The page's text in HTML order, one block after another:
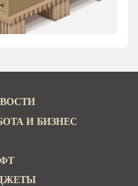
И БИЗНЕС